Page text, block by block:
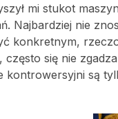
mi stukot
nie
konkretnym,
się nie
są